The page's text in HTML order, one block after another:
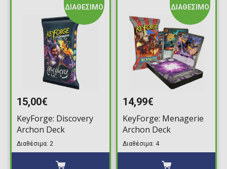
ΔΙΑΘΕΣΙΜΟ
15,00€
KeyForge: Discovery
Archon Deck
Διαθέσιμα: 2
ΔΙΑΘΕΣΙΜΟ
14,99€
KeyForge: Menagerie
Archon Deck
Διαθέσιμα: 4